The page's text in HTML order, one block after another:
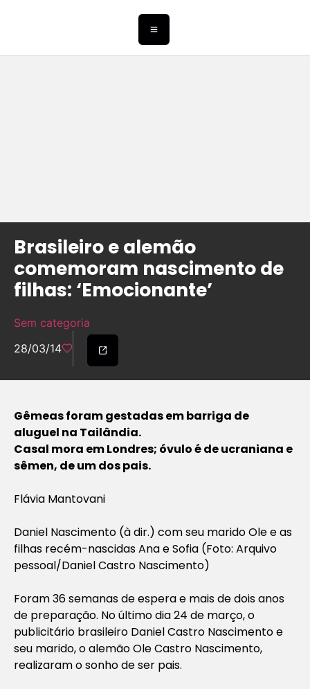
Brasileiro e alemão
comemoram nascimento de
filhas: ‘Emocionante’
Sem categoria
28/03/14
Gêmeas foram gestadas em barriga de
aluguel na Tailândia.
Casal mora em Londres; óvulo é de ucraniana e
sêmen, de um dos pais.
Flávia Mantovani
Daniel Nascimento (à dir.) com seu marido Ole e as
filhas recém-nascidas Ana e Sofia (Foto: Arquivo
pessoal/Daniel Castro Nascimento)
Foram 36 semanas de espera e mais de dois anos
de preparação. No último dia 24 de março, o
publicitário brasileiro Daniel Castro Nascimento e
seu marido, o alemão Ole Castro Nascimento,
realizaram o sonho de ser pais.